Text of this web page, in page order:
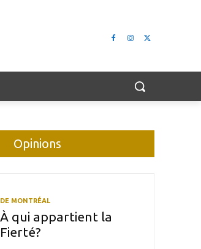
Opinions
DE MONTRÉAL
À qui appartient la
Fierté?